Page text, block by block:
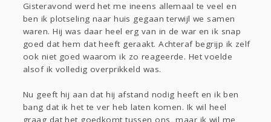
Gisteravond werd het me ineens allemaal te veel en
ben ik plotseling naar huis gegaan terwijl we samen
waren. Hij was daar heel erg van in de war en ik snap
goed dat hem dat heeft geraakt. Achteraf begrijp ik zelf
ook niet goed waarom ik zo reageerde. Het voelde
alsof ik volledig overprikkeld was.
Nu geeft hij aan dat hij afstand nodig heeft en ik ben
bang dat ik het te ver heb laten komen. Ik wil heel
graag dat het goedkomt tussen ons, maar ik wil me